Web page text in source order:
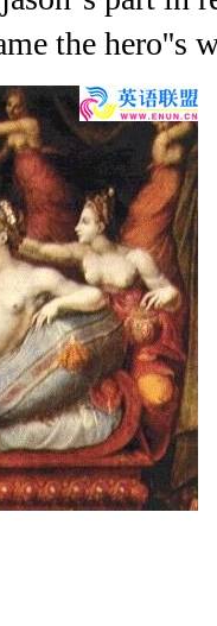
the hero''s